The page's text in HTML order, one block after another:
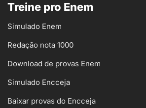
Treine pro Enem
Simulado Enem
Redação nota 1000
Download de provas Enem
Simulado Encceja
Baixar provas do Encceja